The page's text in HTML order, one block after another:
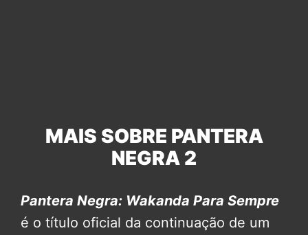
MAIS SOBRE PANTERA
NEGRA 2
Pantera Negra: Wakanda Para Sempre
é o título oficial da continuação de um